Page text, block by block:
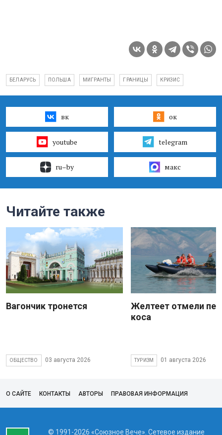
БЕЛАРУСЬ ПОЛЬША МИГРАНТЫ ГРАНИЦЫ КРИЗИС
вк ок
youtube telegram
ru–by макс
Читайте также
Вагончик тронется
ОБЩЕСТВО 03 августа 2026
Желтеет отмели
коса
ТУРИЗМ 01 августа 2026
О САЙТЕ КОНТАКТЫ АВТОРЫ ПРАВОВАЯ ИНФОРМАЦИЯ
© 1991-2026 «Союзное Вече». Сетевое издание